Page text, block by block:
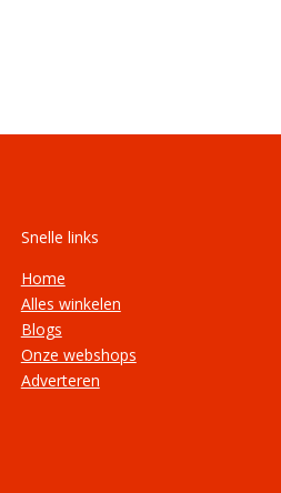
Snelle links
Home
Alles winkelen
Blogs
Onze webshops
Adverteren